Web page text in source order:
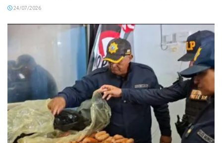
24/07/2026